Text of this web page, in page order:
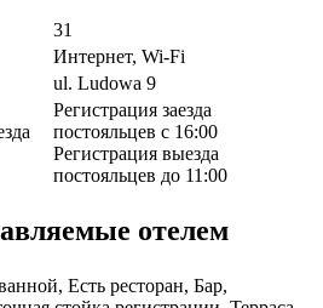
31
Интернет, Wi-Fi
ul. Ludowa 9
Регистрация заезда
постояльцев с 16:00
Регистрация выезда
постояльцев до 11:00
отелем
Есть ресторан, Бар,